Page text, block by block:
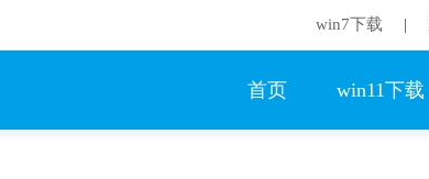
win7下载
首页 win11下载